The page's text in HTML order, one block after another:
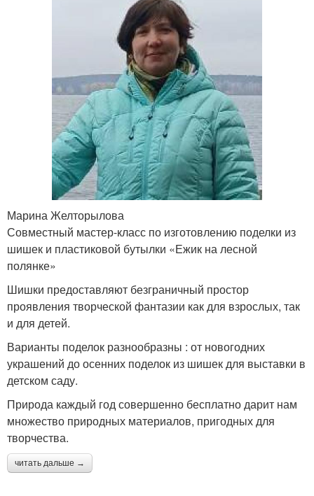
Марина Желторылова
Совместный мастер-класс по изготовлению поделки из
шишек и пластиковой бутылки «Ежик на лесной
полянке»
Шишки предоставляют безграничный простор
проявления творческой фантазии как для взрослых, так
и для детей.
Варианты поделок разнообразны : от новогодних
украшений до осенних поделок из шишек для выставки в
детском саду.
Природа каждый год совершенно бесплатно дарит нам
множество природных материалов, пригодных для
творчества.
читать дальше →